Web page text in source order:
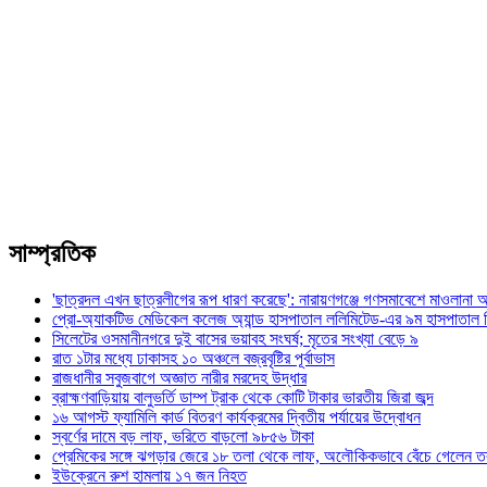
সাম্প্রতিক
'ছাত্রদল এখন ছাত্রলীগের রূপ ধারণ করেছে': নারায়ণগঞ্জে গণসমাবেশে মাওলানা
প্রো-অ্যাকটিভ মেডিকেল কলেজ অ্যান্ড হাসপাতাল ললিমিটেড-এর ৯ম হাসপাতাল
সিলেটের ওসমানীনগরে দুই বাসের ভয়াবহ সংঘর্ষ; মৃতের সংখ্যা বেড়ে ৯
রাত ১টার মধ্যে ঢাকাসহ ১০ অঞ্চলে বজ্রবৃষ্টির পূর্বাভাস
রাজধানীর সবুজবাগে অজ্ঞাত নারীর মরদেহ উদ্ধার
ব্রাহ্মণবাড়িয়ায় বালুভর্তি ডাম্প ট্রাক থেকে কোটি টাকার ভারতীয় জিরা জব্দ
১৬ আগস্ট ফ্যামিলি কার্ড বিতরণ কার্যক্রমের দ্বিতীয় পর্যায়ের উদ্বোধন
স্বর্ণের দামে বড় লাফ, ভরিতে বাড়লো ৯৮৫৬ টাকা
প্রেমিকের সঙ্গে ঝগড়ার জেরে ১৮ তলা থেকে লাফ, অলৌকিকভাবে বেঁচে গেলেন
ইউক্রেনে রুশ হামলায় ১৭ জন নিহত